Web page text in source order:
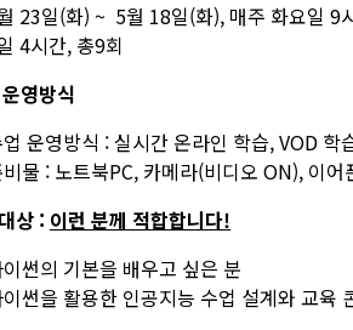
23일(화) ~ 5월 18일(화), 매주 화요일 9
4시간, 총9회
영방식
운영방식 : 실시간 온라인 학습, VOD 학
물 : 노트북PC, 카메라(비디오 ON), 이어
상 : 이런 분께 적합합니다!
썬의 기본을 배우고 싶은 분
썬을 활용한 인공지능 수업 설계와 교육